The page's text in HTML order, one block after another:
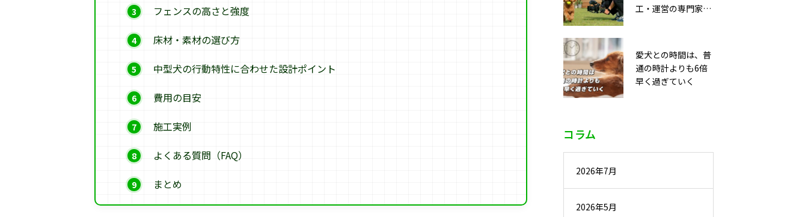
フェンスの高さと強度
床材・素材の選び方
中型犬の行動特性に合わせた設計ポイント
費用の目安
施工実例
よくある質問（FAQ）
まとめ
工・運営の専門家に
付
愛犬との時間は、普
通の時計よりも6倍
早く過ぎていく
コラム
2026年7月
2026年5月